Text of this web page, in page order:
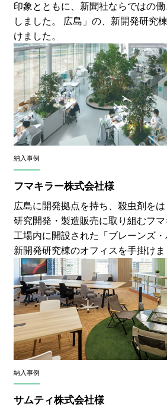
印象とともに、新聞社ならではの
しました。 広島」の、新開発研究
けました。
納入事例
フマキラー株式会社様
広島に開発拠点を持ち、殺虫剤を
研究開発・製造販売に取り組むフ
工場内に開設された「ブレーンズ・
新開発研究棟のオフィスを手掛けま
納入事例
サムティ株式会社様